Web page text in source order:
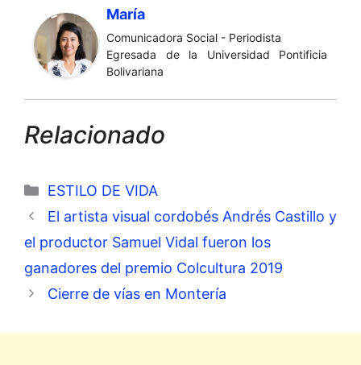
María
Comunicadora Social - Periodista
Egresada de la Universidad Pontificia
Bolivariana
Relacionado
Categorías
ESTILO DE VIDA
El artista visual cordobés Andrés Castillo y
el productor Samuel Vidal fueron los
ganadores del premio Colcultura 2019
Cierre de vías en Montería